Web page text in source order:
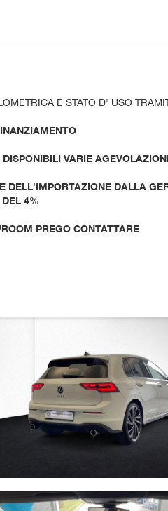
E STATO D' USO
VARIE
DELL'IMPORTAZIONE DALLA
DEL 4%
PREGO CONTATTARE